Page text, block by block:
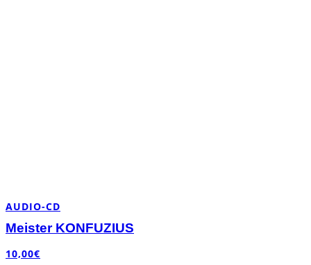
AUDIO-CD
Meister KONFUZIUS
10,00€